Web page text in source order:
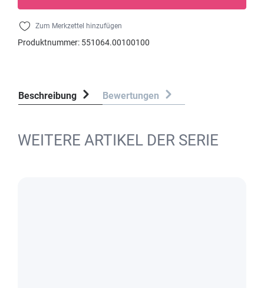
Zum Merkzettel hinzufügen
Produktnummer: 551064.00100100
Beschreibung Bewertungen
WEITERE ARTIKEL DER SERIE